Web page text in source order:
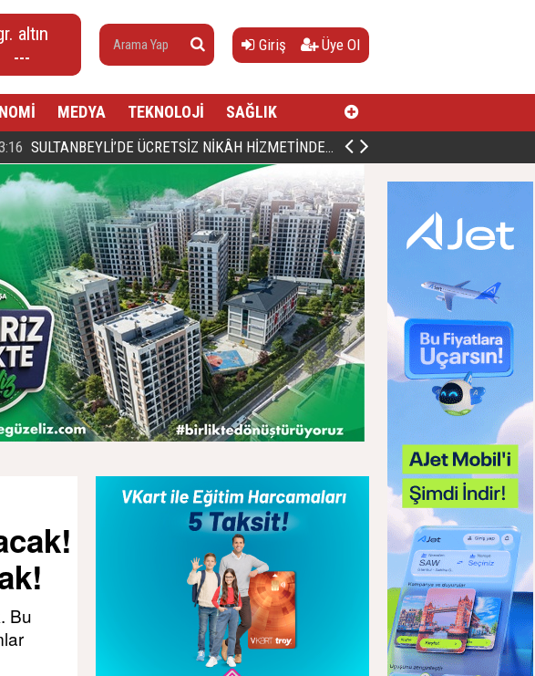
altın
---
Giriş Üye Ol
MEDYA TEKNOLOJİ SAĞLIK
PROF. DR. MAHMUD ESAD COŞAN, DOĞUMUNUN HİCRÎ 91. YILINDA ELAZIĞ'DA YÂD EDİLECEK
Bu